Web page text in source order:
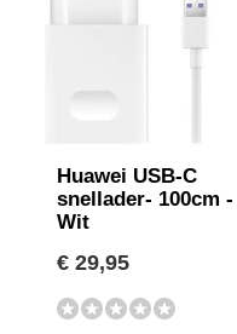
Huawei USB-C
snellader- 100cm -
Wit
€ 29,95